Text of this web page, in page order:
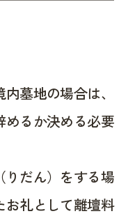
墓地の場合は、
るか決める必要
だん）をする場
礼として離壇料